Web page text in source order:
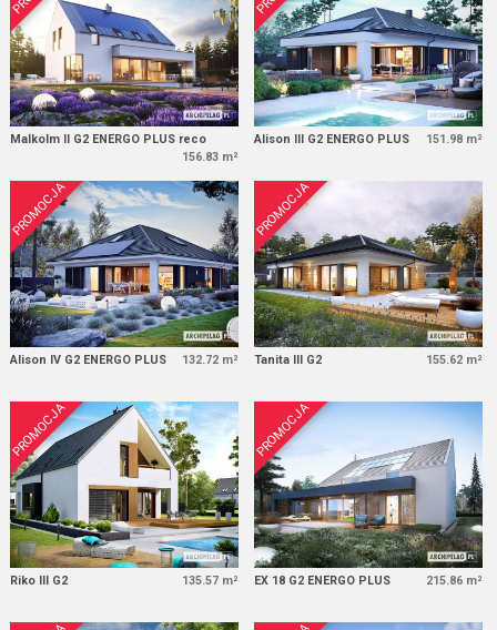
Malkolm II G2 ENERGO PLUS reco
156.83 m²
Alison III G2 ENERGO PLUS 151.98 m²
PROMOCJA
Alison IV G2 ENERGO PLUS 132.72 m²
PROMOCJA
Tanita III G2 155.62 m²
PROMOCJA
Riko III G2 135.57 m²
PROMOCJA
EX 18 G2 ENERGO PLUS 215.86 m²